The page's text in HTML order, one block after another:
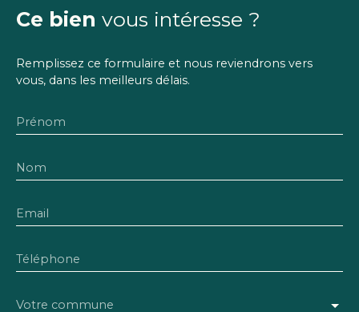
Ce bien vous intéresse ?
Remplissez ce formulaire et nous reviendrons vers
vous, dans les meilleurs délais.
Prénom
Nom
Email
Téléphone
Votre commune